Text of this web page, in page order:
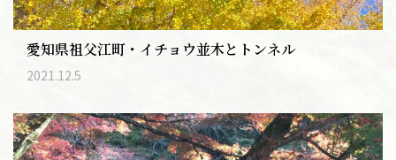
愛知県祖父江町・イチョウ並木とトンネル
2021.12.5